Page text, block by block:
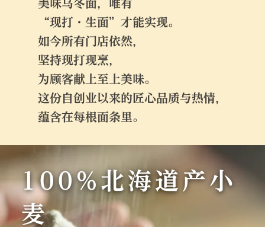
美味乌冬面，唯有
“现打・生面”才能实现。
如今所有门店依然，
坚持现打现烹，
为顾客献上至上美味。
这份自创业以来的匠心品质与热情，
蕴含在每根面条里。
100%北海道产小
麦